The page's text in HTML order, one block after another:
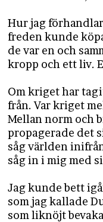
Hur jag
freden kunde
de var en och
kropp och ett liv.
Om kriget har
från. Var kriget
Mellan norm och
propagerade det
såg världen
såg in i mig med
Jag kunde bett
som jag kallade
som liknöjt